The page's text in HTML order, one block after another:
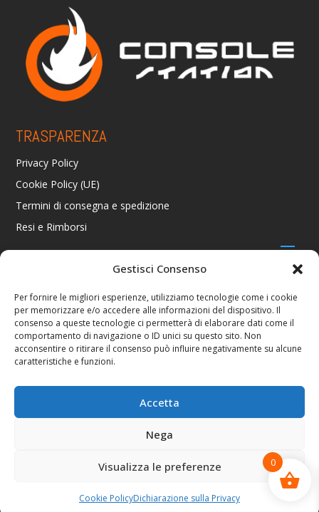
Gestisci Consenso
Per fornire le migliori esperienze, utilizziamo tecnologie come i cookie
per memorizzare e/o accedere alle informazioni del dispositivo. Il
consenso a queste tecnologie ci permetterà di elaborare dati come il
comportamento di navigazione o ID unici su questo sito. Non
acconsentire o ritirare il consenso può influire negativamente su alcune
caratteristiche e funzioni.
Accetta
Nega
Visualizza le preferenze
Cookie PolicyDichiarazione sulla Privacy
TRASPARENZA
Privacy Policy
Cookie Policy (UE)
Termini di consegna e spedizione
Resi e Rimborsi
CONTATTI
Via R. Giuliani 70/c Rosso, 50141 Firenze FI
+39 055 4289002 / +39 392 2343100
info@consolestation.it
P.Iva 04990180483
Console Station 2024
0